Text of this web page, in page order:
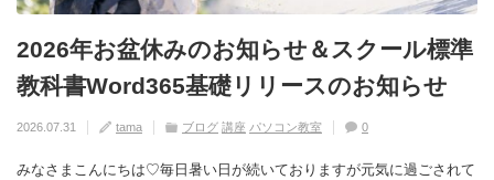
2026年お盆休みのお知らせ＆スクール標準
教科書Word365基礎リリースのお知らせ
2026.07.31 tama ブログ 講座 パソコン教室 0
みなさまこんにちは♡毎日暑い日が続いておりますが元気に過ごされて
2026年GW休暇のお知らせ
2026.04.21 tama ブログ 0
【教材】オンデマンドが新しくなります
2025.12.26 tama パソコン教室 0
年末年始のお休みについて
2025.12.09 tama パソコン教室 0
2025年お盆休みのお知らせ
2025.07.16 tama ブログ パソコン教室 0
プライバシーポリシー